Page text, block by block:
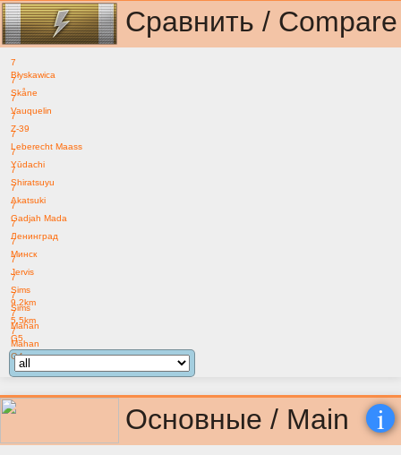
Сравнить / Compare
7
Błyskawica
7
Skåne
7
Vauquelin
7
Z-39
7
Leberecht Maass
7
Yūdachi
7
Shiratsuyu
7
Akatsuki
7
Gadjah Mada
7
Ленинград
7
Минск
7
Jervis
7
Sims
9.2km
7
Sims
5.5km
7
Mahan
G5
7
Mahan
G4
Основные / Main i